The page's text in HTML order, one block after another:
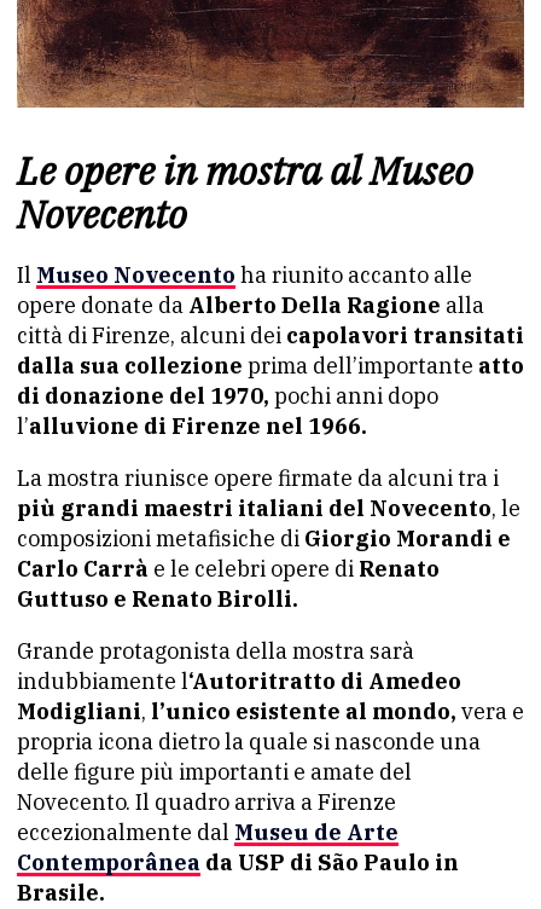
Le opere in mostra al Museo
Novecento
Il Museo Novecento ha riunito accanto alle
opere donate da Alberto Della Ragione alla
città di Firenze, alcuni dei capolavori transitati
dalla sua collezione prima dell’importante atto
di donazione del 1970, pochi anni dopo
l’alluvione di Firenze nel 1966.
La mostra riunisce opere firmate da alcuni tra i
più grandi maestri italiani del Novecento, le
composizioni metafisiche di Giorgio Morandi e
Carlo Carrà e le celebri opere di Renato
Guttuso e Renato Birolli.
Grande protagonista della mostra sarà
indubbiamente l‘Autoritratto di Amedeo
Modigliani, l’unico esistente al mondo, vera e
propria icona dietro la quale si nasconde una
delle figure più importanti e amate del
Novecento. Il quadro arriva a Firenze
eccezionalmente dal Museu de Arte
Contemporânea da USP di São Paulo in
Brasile.